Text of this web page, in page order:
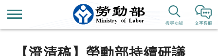
文字客服
搜尋功能
新聞公告 即時新聞澄清
【澄清稿】勞動部持續研議